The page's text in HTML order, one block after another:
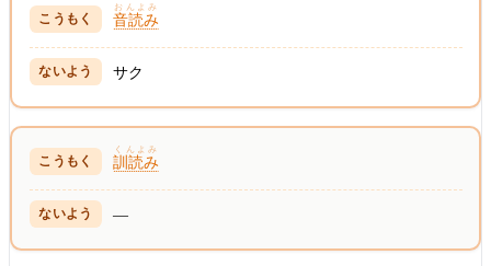
音読み
おんよみ
サク
訓読み
くんよみ
—